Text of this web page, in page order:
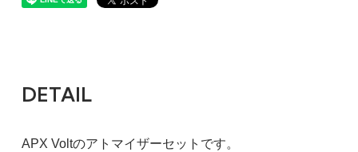
DETAIL
APX Voltのアトマイザーセットです。